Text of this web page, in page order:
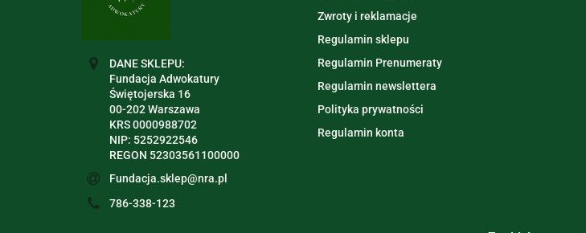
DANE SKLEPU:
Fundacja Adwokatury
Świętojerska 16
00-202 Warszawa
KRS 0000988702
NIP: 5252922546
REGON 52303561100000
Fundacja.sklep@nra.pl
786-338-123
Zwroty i reklamacje
Regulamin sklepu
Regulamin Prenumeraty
Regulamin newslettera
Polityka prywatności
Regulamin konta